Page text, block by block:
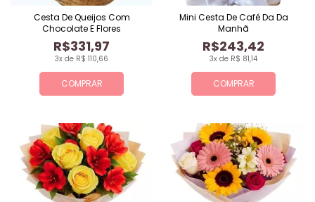
COMPRAR
3x de R$ 110,66
R$331,97
Cesta De Queijos Com
Chocolate E Flores
COMPRAR
3x de R$ 81,14
R$243,42
Mini Cesta De Café Da Da
Manhã